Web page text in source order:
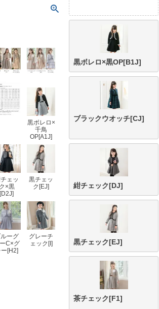
黒ボレロ×
千鳥
OP[A1J]
ェッ
ク×黒
[D2J]
黒チェッ
ク[EJ]
ーグ
C×グ
ー[H2]
グレーチ
ェック[I]
黒ボレロ×黒OP[B1J]
ブラックウオッチ[CJ]
紺チェック[DJ]
黒チェック[EJ]
茶チェック[F1]